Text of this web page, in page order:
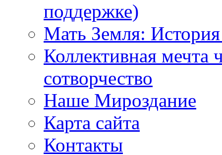
поддержке)
Мать Земля: История
Коллективная мечта
сотворчество
Наше Мироздание
Карта сайта
Контакты